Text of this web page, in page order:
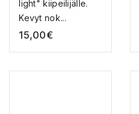
light" kiipeilijälle.
Kevyt nok...
15,00€